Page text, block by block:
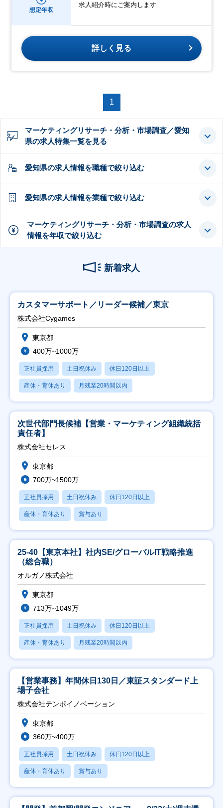
想定年収
求人紹介時にご案内します
詳しく見る
1
マーケティングリサーチ・分析・市場調査／愛知
県の求人特集一覧を見る
愛知県の求人情報を職種で絞り込む
愛知県の求人情報を業種で絞り込む
マーケティングリサーチ・分析・市場調査の求人
情報を年収で絞り込む
新着求人
カスタマーサポート／リーダー候補／東京
株式会社Cygames
東京都
400万~1000万
正社員採用 土日祝休み 休日120日以上
産休・育休あり 月残業20時間以内
次世代部門長候補【営業・マーケティング組織統括
責任者】
株式会社セレス
東京都
700万~1500万
正社員採用 土日祝休み 休日120日以上
産休・育休あり 賞与あり
25-40【東京本社】社内SE/グローバルIT戦略推進
（総合職）
オルガノ株式会社
東京都
713万~1049万
正社員採用 土日祝休み 休日120日以上
産休・育休あり 月残業20時間以内
【営業事務】年間休日130日／東証スタンダード上
場子会社
株式会社テンポイノベーション
東京都
360万~400万
正社員採用 土日祝休み 休日120日以上
産休・育休あり 賞与あり